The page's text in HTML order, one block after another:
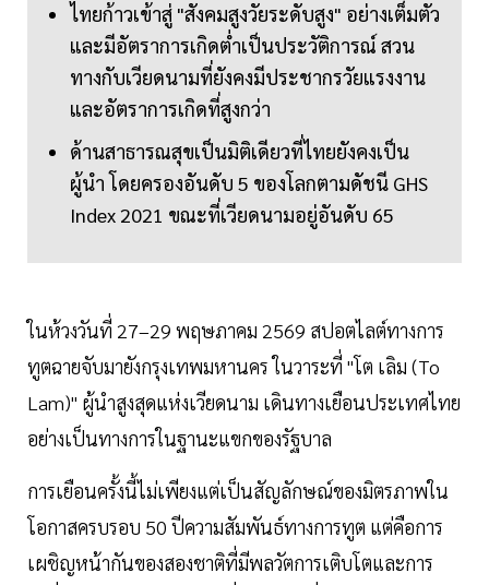
ไทยก้าวเข้าสู่ "สังคมสูงวัยระดับสูง" อย่างเต็มตัว
และมีอัตราการเกิดต่ำเป็นประวัติการณ์ สวน
ทางกับเวียดนามที่ยังคงมีประชากรวัยแรงงาน
และอัตราการเกิดที่สูงกว่า
ด้านสาธารณสุขเป็นมิติเดียวที่ไทยยังคงเป็น
ผู้นำ โดยครองอันดับ 5 ของโลกตามดัชนี GHS
Index 2021 ขณะที่เวียดนามอยู่อันดับ 65
ในห้วงวันที่ 27–29 พฤษภาคม 2569 สปอตไลต์ทางการ
ทูตฉายจับมายังกรุงเทพมหานคร ในวาระที่ "โต เลิม (To
Lam)" ผู้นำสูงสุดแห่งเวียดนาม เดินทางเยือนประเทศไทย
อย่างเป็นทางการในฐานะแขกของรัฐบาล
การเยือนครั้งนี้ไม่เพียงแต่เป็นสัญลักษณ์ของมิตรภาพใน
โอกาสครบรอบ 50 ปีความสัมพันธ์ทางการทูต แต่คือการ
เผชิญหน้ากันของสองชาติที่มีพลวัตการเติบโตและการ